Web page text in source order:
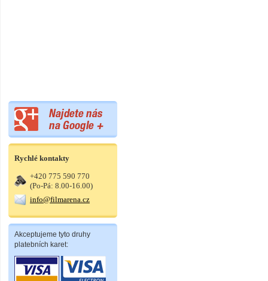
Rychlé kontakty
+420 775 590 770
(Po-Pá: 8.00-16.00)
info@filmarena.cz
Akceptujeme tyto druhy
platebních karet: